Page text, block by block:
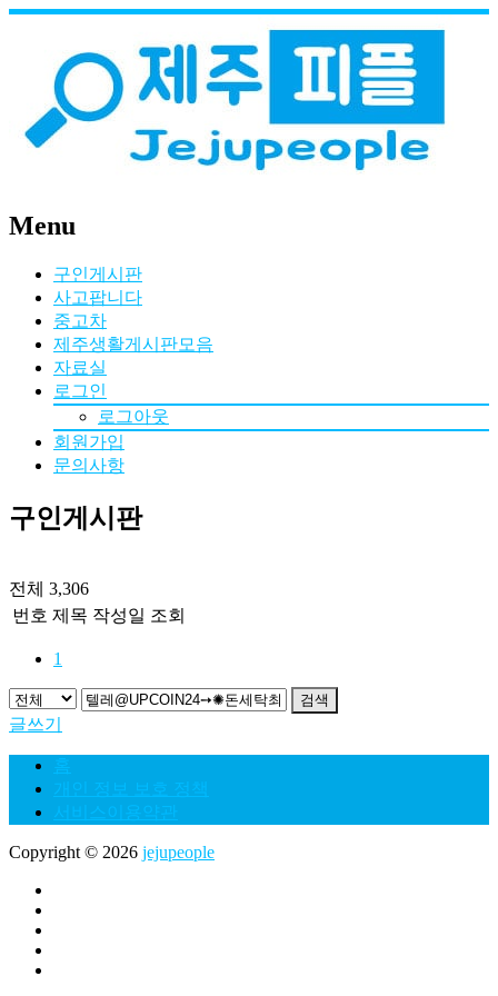
Menu
구인게시판
사고팝니다
중고차
제주생활게시판모음
자료실
로그인
로그아웃
회원가입
문의사항
구인게시판
전체 3,306
번호 제목 작성일 조회
1
검색
글쓰기
홈
개인 정보 보호 정책
서비스이용약관
Copyright © 2026 jejupeople